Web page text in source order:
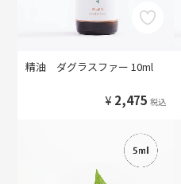
精油 ダグラスファー 10ml
¥ 2,475 税込